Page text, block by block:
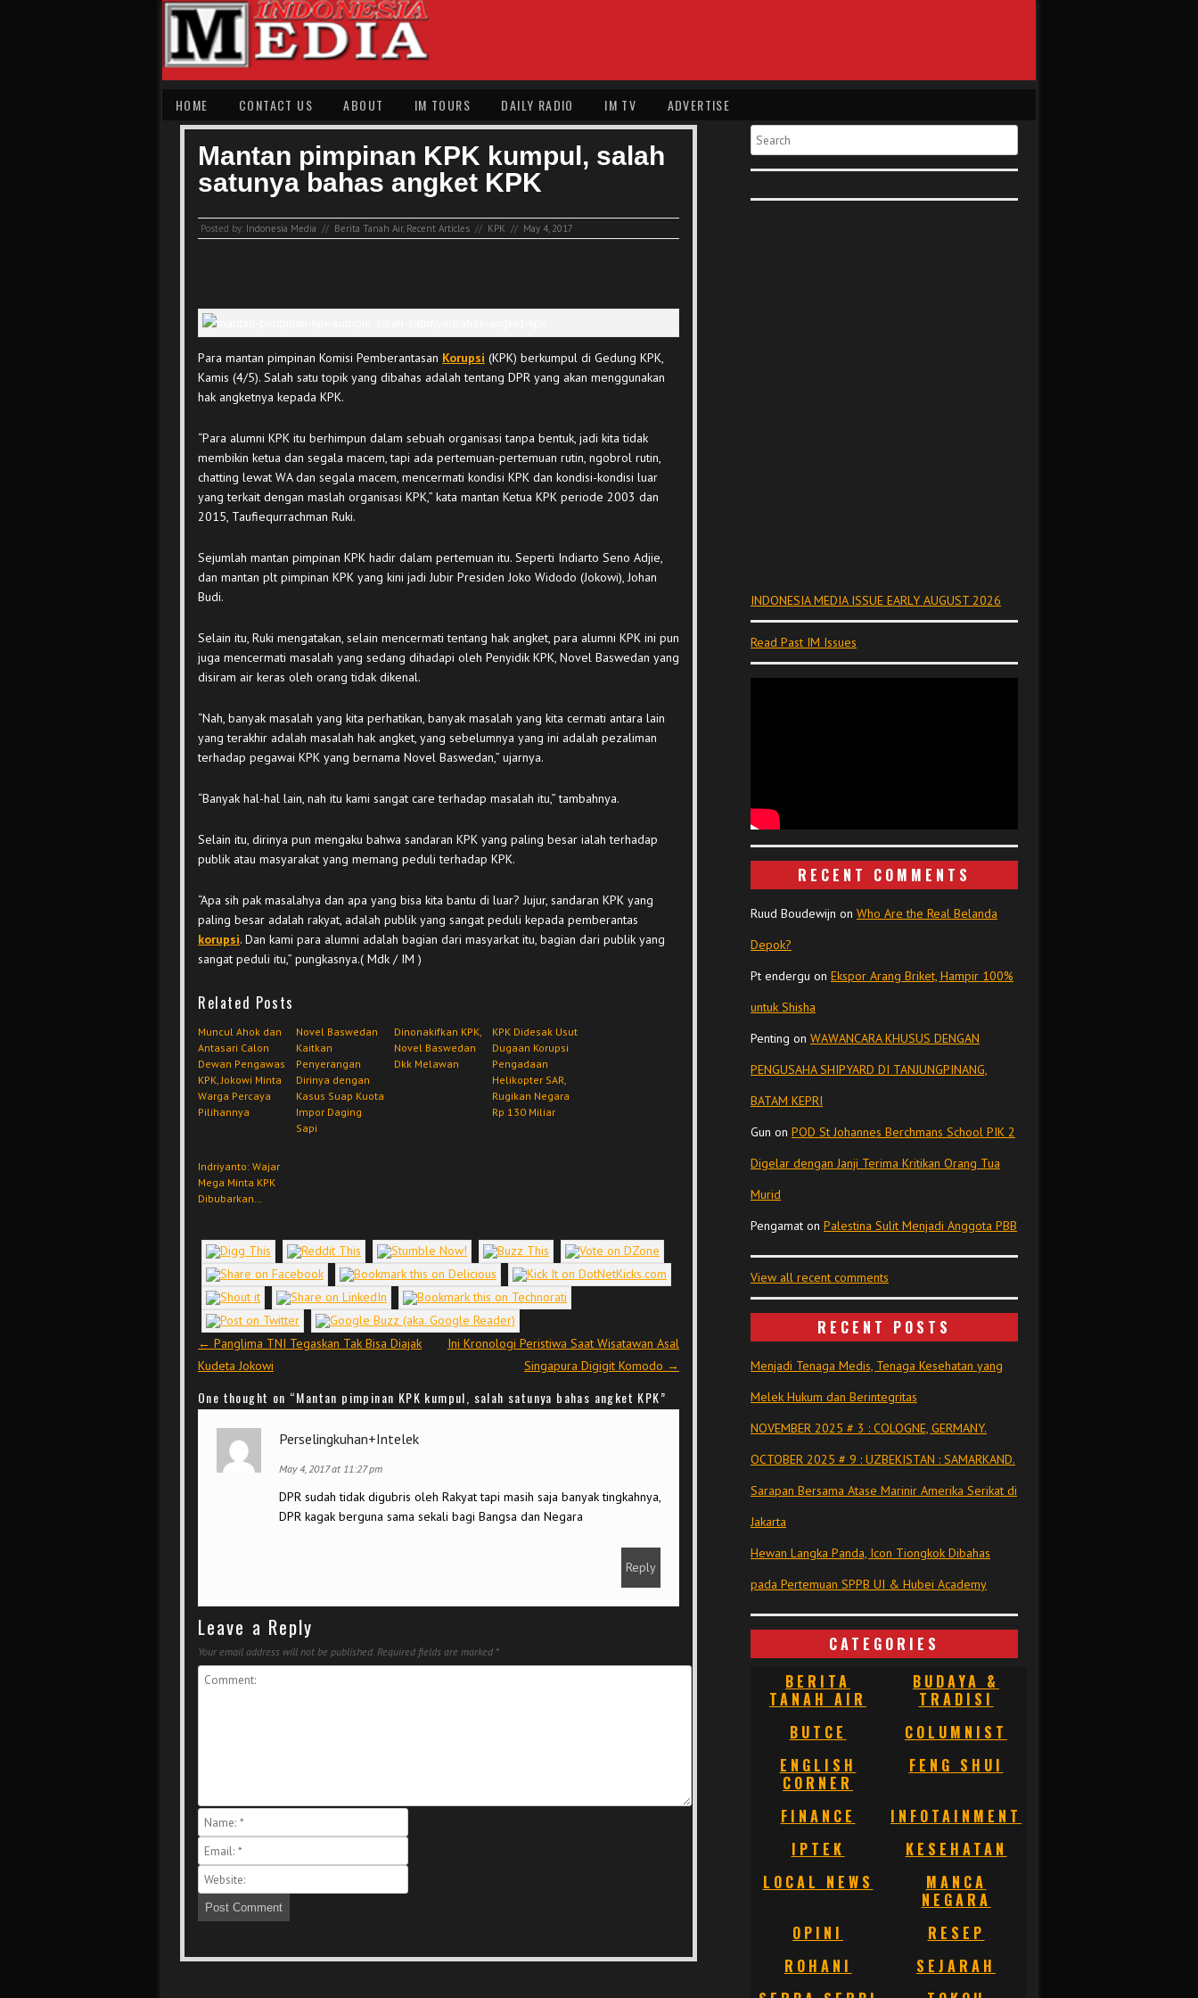
HOME CONTACT US ABOUT IM TOURS DAILY RADIO IM TV ADVERTISE
Mantan pimpinan KPK kumpul, salah
satunya bahas angket KPK
Posted by: Indonesia Media // Berita Tanah Air, Recent Articles // KPK // May 4, 2017
Para mantan pimpinan Komisi Pemberantasan Korupsi (KPK) berkumpul di Gedung KPK,
Kamis (4/5). Salah satu topik yang dibahas adalah tentang DPR yang akan menggunakan
hak angketnya kepada KPK.
“Para alumni KPK itu berhimpun dalam sebuah organisasi tanpa bentuk, jadi kita tidak
membikin ketua dan segala macem, tapi ada pertemuan-pertemuan rutin, ngobrol rutin,
chatting lewat WA dan segala macem, mencermati kondisi KPK dan kondisi-kondisi luar
yang terkait dengan maslah organisasi KPK,” kata mantan Ketua KPK periode 2003 dan
2015, Taufiequrrachman Ruki.
Sejumlah mantan pimpinan KPK hadir dalam pertemuan itu. Seperti Indiarto Seno Adjie,
dan mantan plt pimpinan KPK yang kini jadi Jubir Presiden Joko Widodo (Jokowi), Johan
Budi.
Selain itu, Ruki mengatakan, selain mencermati tentang hak angket, para alumni KPK ini pun
juga mencermati masalah yang sedang dihadapi oleh Penyidik KPK, Novel Baswedan yang
disiram air keras oleh orang tidak dikenal.
“Nah, banyak masalah yang kita perhatikan, banyak masalah yang kita cermati antara lain
yang terakhir adalah masalah hak angket, yang sebelumnya yang ini adalah pezaliman
terhadap pegawai KPK yang bernama Novel Baswedan,” ujarnya.
“Banyak hal-hal lain, nah itu kami sangat care terhadap masalah itu,” tambahnya.
Selain itu, dirinya pun mengaku bahwa sandaran KPK yang paling besar ialah terhadap
publik atau masyarakat yang memang peduli terhadap KPK.
“Apa sih pak masalahya dan apa yang bisa kita bantu di luar? Jujur, sandaran KPK yang
paling besar adalah rakyat, adalah publik yang sangat peduli kepada pemberantas
korupsi. Dan kami para alumni adalah bagian dari masyarkat itu, bagian dari publik yang
sangat peduli itu,” pungkasnya.( Mdk / IM )
Related Posts
Muncul Ahok dan
Antasari Calon
Dewan Pengawas
KPK, Jokowi Minta
Warga Percaya
Pilihannya
Novel Baswedan
Kaitkan
Penyerangan
Dirinya dengan
Kasus Suap Kuota
Impor Daging
Sapi
Dinonakifkan KPK,
Novel Baswedan
Dkk Melawan
KPK Didesak Usut
Dugaan Korupsi
Pengadaan
Helikopter SAR,
Rugikan Negara
Rp 130 Miliar
Indriyanto: Wajar
Mega Minta KPK
Dibubarkan…
Post navigation
← Panglima TNI Tegaskan Tak Bisa Diajak
Kudeta Jokowi
Ini Kronologi Peristiwa Saat Wisatawan Asal
Singapura Digigit Komodo →
One thought on “Mantan pimpinan KPK kumpul, salah satunya bahas angket KPK”
Perselingkuhan+Intelek
May 4, 2017 at 11:27 pm
DPR sudah tidak digubris oleh Rakyat tapi masih saja banyak tingkahnya,
DPR kagak berguna sama sekali bagi Bangsa dan Negara
Reply
Leave a Reply
Your email address will not be published. Required fields are marked *
Search
INDONESIA MEDIA ISSUE EARLY AUGUST 2026
Read Past IM Issues
RECENT COMMENTS
Ruud Boudewijn on Who Are the Real Belanda
Depok?
Pt endergu on Ekspor Arang Briket, Hampir 100%
untuk Shisha
Penting on WAWANCARA KHUSUS DENGAN
PENGUSAHA SHIPYARD DI TANJUNGPINANG,
BATAM KEPRI
Gun on POD St Johannes Berchmans School PIK 2
Digelar dengan Janji Terima Kritikan Orang Tua
Murid
Pengamat on Palestina Sulit Menjadi Anggota PBB
View all recent comments
RECENT POSTS
Menjadi Tenaga Medis, Tenaga Kesehatan yang
Melek Hukum dan Berintegritas
NOVEMBER 2025 # 3 : COLOGNE, GERMANY.
OCTOBER 2025 # 9 : UZBEKISTAN : SAMARKAND.
Sarapan Bersama Atase Marinir Amerika Serikat di
Jakarta
Hewan Langka Panda, Icon Tiongkok Dibahas
pada Pertemuan SPPB UI & Hubei Academy
CATEGORIES
BERITA
TANAH AIR
BUDAYA &
TRADISI
BUTCE
COLUMNIST
ENGLISH
CORNER
FENG SHUI
FINANCE
INFOTAINMENT
IPTEK
KESEHATAN
LOCAL NEWS
MANCA
NEGARA
OPINI
RESEP
ROHANI
SEJARAH